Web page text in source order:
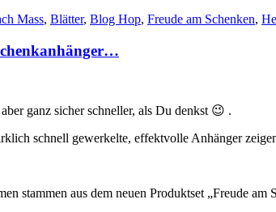
Mass, Blätter, Blog Hop, Freude am Schenken,
ganz sicher schneller, als Du denkst 😉 .
schnell gewerkelte, effektvolle Anhänger
stammen aus dem neuen Produktset „Freude